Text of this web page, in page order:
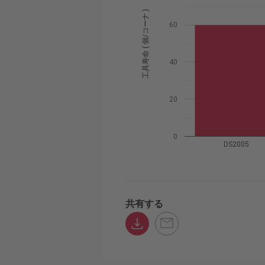
DS2005
0
20
40
60
工具寿命 ( 個/コーナ )
共有する